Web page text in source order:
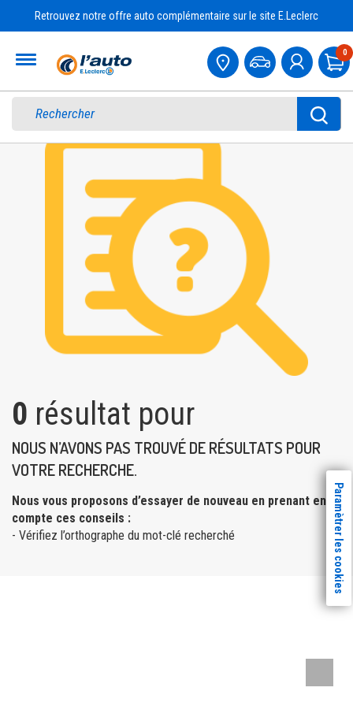
Retrouvez notre offre auto complémentaire sur le site E.Leclerc
0
0 résultat pour
NOUS N’AVONS PAS TROUVÉ DE RÉSULTATS POUR
VOTRE RECHERCHE.
Nous vous proposons d’essayer de nouveau en prenant en
compte ces conseils :
- Vérifiez l’orthographe du mot-clé recherché
Paramètrer les cookies